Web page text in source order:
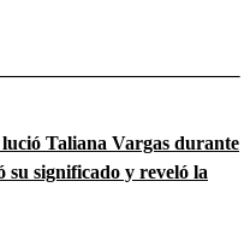
lució Taliana Vargas durante
su significado y reveló la